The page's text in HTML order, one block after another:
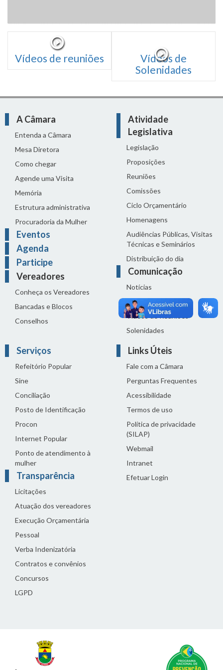
Vídeos de reuniões
Vídeos de
Solenidades
A Câmara
Entenda a Câmara
Mesa Diretora
Como chegar
Agende uma Visita
Memória
Estrutura administrativa
Procuradoria da Mulher
Eventos
Agenda
Participe
Vereadores
Conheça os Vereadores
Bancadas e Blocos
Conselhos
Atividade
Legislativa
Legislação
Proposições
Reuniões
Comissões
Ciclo Orçamentário
Homenagens
Audiências Públicas, Visitas
Técnicas e Seminários
Distribuição do dia
Comunicação
Notícias
Sala de Imprensa
Vídeos de Reuniões
Solenidades
Serviços
Refeitório Popular
Sine
Conciliação
Posto de Identificação
Procon
Internet Popular
Ponto de atendimento à
mulher
Transparência
Licitações
Atuação dos vereadores
Execução Orçamentária
Pessoal
Verba Indenizatória
Contratos e convênios
Concursos
LGPD
Links Úteis
Fale com a Câmara
Perguntas Frequentes
Acessibilidade
Termos de uso
Política de privacidade
(SILAP)
Webmail
Intranet
Efetuar Login